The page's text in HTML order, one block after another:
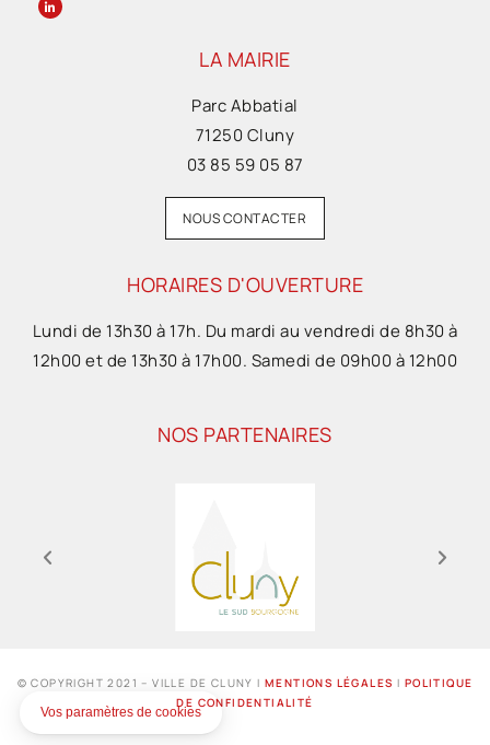
LA MAIRIE
Parc Abbatial
71250 Cluny
03 85 59 05 87
NOUS CONTACTER
HORAIRES D'OUVERTURE
Lundi de 13h30 à 17h. Du mardi au vendredi de 8h30 à
12h00 et de 13h30 à 17h00. Samedi de 09h00 à 12h00
NOS PARTENAIRES
© COPYRIGHT 2021 – VILLE DE CLUNY IMENTIONS LÉGALES I POLITIQUE
DE CONFIDENTIALITÉ